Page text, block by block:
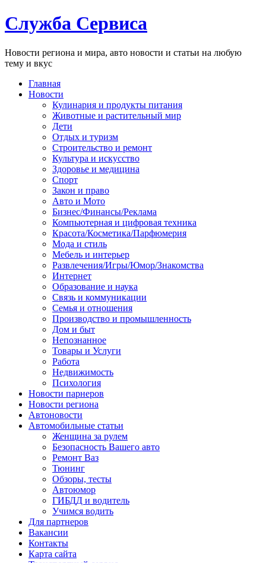
Служба Сервиса
Новости региона и мира, авто новости и статьи на любую
тему и вкус
Главная
Новости
Кулинария и продукты питания
Животные и растительный мир
Дети
Отдых и туризм
Строительство и ремонт
Культура и искусство
Здоровье и медицина
Спорт
Закон и право
Авто и Мото
Бизнес/Финансы/Реклама
Компьютерная и цифровая техника
Красота/Косметика/Парфюмерия
Мода и стиль
Мебель и интерьер
Развлечения/Игры/Юмор/Знакомства
Интернет
Образование и наука
Связь и коммуникации
Семья и отношения
Производство и промышленность
Дом и быт
Непознанное
Товары и Услуги
Работа
Недвижимость
Психология
Новости парнеров
Новости региона
Автоновости
Автомобильные статьи
Женщина за рулем
Безопасность Вашего авто
Ремонт Ваз
Тюнинг
Обзоры, тесты
Автоюмор
ГИБДД и водитель
Учимся водить
Для партнеров
Вакансии
Контакты
Карта сайта